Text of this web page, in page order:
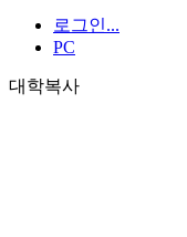
로그인...
PC
대학복사